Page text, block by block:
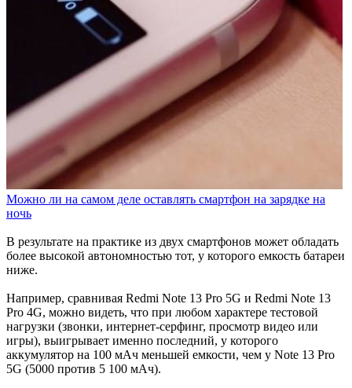
Можно ли на самом деле оставлять смартфон на зарядке на
ночь
В результате на практике из двух смартфонов может обладать
более высокой автономностью тот, у которого емкость батареи
ниже.
Например, сравнивая Redmi Note 13 Pro 5G и Redmi Note 13
Pro 4G, можно видеть, что при любом характере тестовой
нагрузки (звонки, интернет-серфинг, просмотр видео или
игры), выигрывает именно последний, у которого
аккумулятор на 100 мАч меньшей емкости, чем у Note 13 Pro
5G (5000 против 5 100 мАч).